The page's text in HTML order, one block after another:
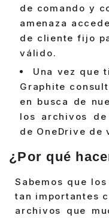
de comando y
amenaza
de cliente fijo
válido.
Una vez que
Graphite
en busca de
los archivos
de OneDrive de
¿Por qué
Sabemos que
tan importantes
archivos que